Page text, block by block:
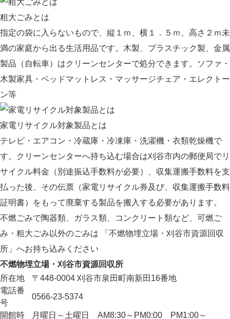
粗大ごみとは
指定の袋に入らないもので、縦１ｍ、横１．５ｍ、高さ２ｍ未
満の家庭から出る生活用品です。木製、プラスチック製、金属
製品（自転車）はクリーンセンターで処分できます。ソファ・
木製家具・ベッドマットレス・マッサージチェア・エレクトー
ン等
家電リサイクル対象製品とは
テレビ・エアコン・冷蔵庫・冷凍庫・洗濯機・衣類乾燥機で
す。クリーンセンターへ持ち込む場合は刈谷市内の郵便局でリ
サイクル料金（別途振込手数料が必要）、収集運搬手数料を支
払った後、その伝票（家電リサイクル券及び、収集運搬手数料
証明書）をもって廃棄する製品を搬入する必要があります。
不燃ごみで陶器類、ガラス類、コンクリート類など、可燃ご
み・粗大ごみ以外のごみは 「不燃物埋立場・刈谷市資源回収
所」へお持ち込みください
不燃物埋立場・刈谷市資源回収所
所在地
〒448-0004 刈谷市泉田町南新田16番地
電話番
号
0566-23-5374
開館時
月曜日～土曜日 AM8:30～PM0:00 PM1:00～